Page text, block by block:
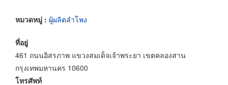
หมวดหมู่ : ผู้ผลิตลำโพง
ที่อยู่
461 ถนนอิสรภาพ แขวงสมเด็จเจ้าพระยา เขตคลองสาน
กรุงเทพมหานคร 10600
โทรศัพท์